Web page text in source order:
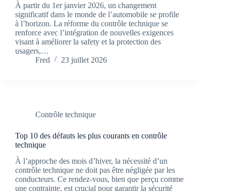
À partir du 1er janvier 2026, un changement
significatif dans le monde de l’automobile se profile
à l’horizon. La réforme du contrôle technique se
renforce avec l’intégration de nouvelles exigences
visant à améliorer la safety et la protection des
usagers,…
Fred
23 juillet 2026
Contrôle technique
Top 10 des défauts les plus courants en contrôle
technique
À l’approche des mois d’hiver, la nécessité d’un
contrôle technique ne doit pas être négligée par les
conducteurs. Ce rendez-vous, bien que perçu comme
une contrainte, est crucial pour garantir la sécurité